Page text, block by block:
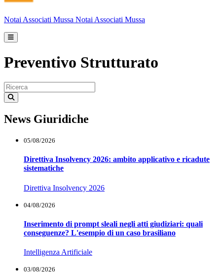
Notai Associati Mussa Notai Associati Mussa
Preventivo Strutturato
News Giuridiche
05/08/2026
Direttiva Insolvency 2026: ambito applicativo e ricadute
sistematiche
Direttiva Insolvency 2026
04/08/2026
Inserimento di prompt sleali negli atti giudiziari: quali
conseguenze? L'esempio di un caso brasiliano
Intelligenza Artificiale
03/08/2026